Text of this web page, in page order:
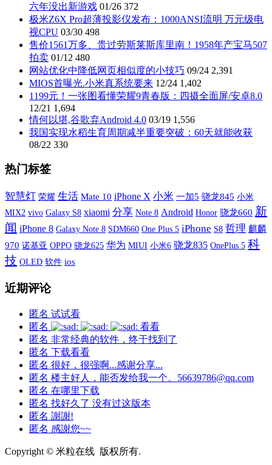
六年没出新游戏 01/26 372
极米Z6X Pro超薄投影仪发布：1000ANSI流明 万元级电
视CPU 03/30 498
售价1561万多、贵过劳斯莱斯库里南！1958年产宝马507
拍卖 01/12 480
网站优化中降低网页相似度的小技巧 09/24 2,391
MIOS首曝光.小米真系统要来 12/24 1,402
1199元！一张图看懂荣耀9青春版：四摄全面屏/安卓8.0
12/21 1,694
情何以堪,谷歌弃Android 4.0 03/19 1,556
我国实现水稻生育周期减半重要突破：60天就能收获
08/22 330
热门标签
智慧灯 荣耀 生活 Mate 10 iPhone X 小米 一加5 骁龙845 小米
MIX2 vivo Galaxy S8 xiaomi 分享 Note 8 Android Honor 骁龙660 新
闻 iPhone 8 Galaxy Note 8 SDM660 One Plus 5 iPhone S8 哲理 麒麟
970 诺基亚 OPPO 骁龙625 华为 MIUI 小米6 骁龙835 OnePlus 5 科
技 OLED 软件 ios
近期评论
匿名 试试看
匿名
看看
匿名 非常经典的软件，终于找到了
匿名 下载看看
匿名 很好，很强啊...感谢分享...
匿名 楼主好人，能否发给我一个。56639786@qq.com
匿名 在哪里下载
匿名 找好久了 没有过这版本
匿名 謝謝!
匿名 感謝您~~
Copyright © 米粒在线 版权所有.